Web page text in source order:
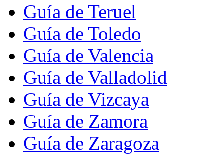
Guía de Teruel
Guía de Toledo
Guía de Valencia
Guía de Valladolid
Guía de Vizcaya
Guía de Zamora
Guía de Zaragoza